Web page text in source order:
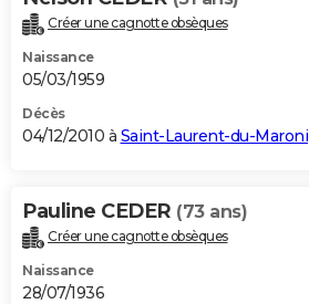
Créer une cagnotte obsèques
Naissance
05/03/1959
Décès
04/12/2010 à Saint-Laurent-du-Maroni
Pauline CEDER (73 ans)
Créer une cagnotte obsèques
Naissance
28/07/1936